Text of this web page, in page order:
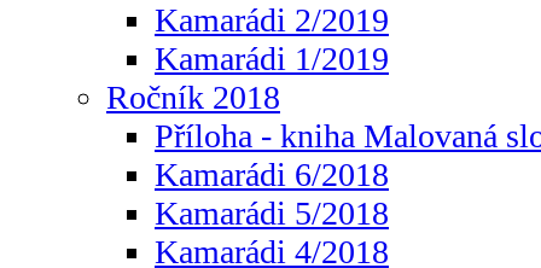
Kamarádi 2/2019
Kamarádi 1/2019
Ročník 2018
Příloha - kniha Malovaná
Kamarádi 6/2018
Kamarádi 5/2018
Kamarádi 4/2018